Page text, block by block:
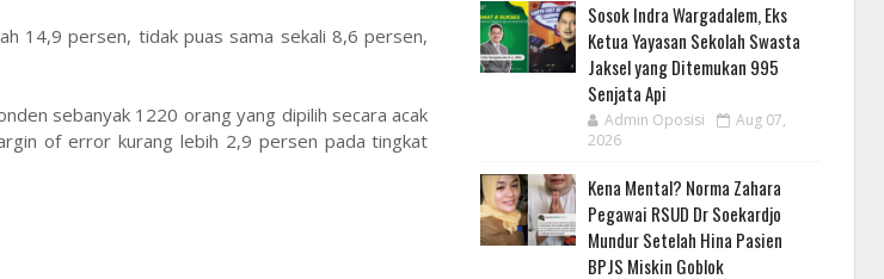
14,9 persen, tidak puas sama sekali 8,6 persen,
sebanyak 1220 orang yang dipilih secara acak
of error kurang lebih 2,9 persen pada tingkat
Sosok Indra Wargadalem, Eks
Ketua Yayasan Sekolah Swasta
Jaksel yang Ditemukan 995
Senjata Api
Admin Oposisi
Aug 07,
2026
Kena Mental? Norma Zahara
Pegawai RSUD Dr Soekardjo
Mundur Setelah Hina Pasien
BPJS Miskin Goblok